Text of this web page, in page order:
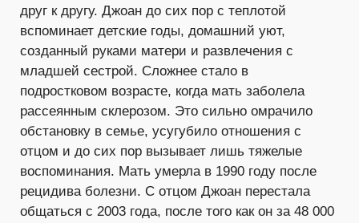
друг к другу. Джоан до сих пор с теплотой
вспоминает детские годы, домашний уют,
созданный руками матери и развлечения с
младшей сестрой. Сложнее стало в
подростковом возрасте, когда мать заболела
рассеянным склерозом. Это сильно омрачило
обстановку в семье, усугубило отношения с
отцом и до сих пор вызывает лишь тяжелые
воспоминания. Мать умерла в 1990 году после
рецидива болезни. С отцом Джоан перестала
общаться с 2003 года, после того как он за 48 000